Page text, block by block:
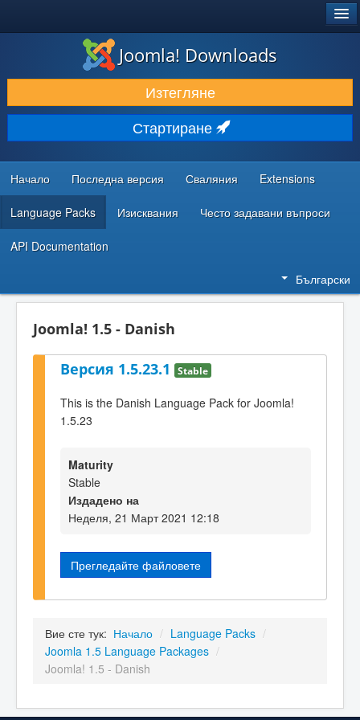
ИЗТЕГЛЯНЕ & РАЗШИРЯВАНЕ
ОТКРИВАЙТЕ & УЧЕТЕ
ОБЩНОСТ & ПОДДРЪЖКА
РЕСУРСИ ЗА РАЗРАБОТКА
Joomla! Downloads
Изтегляне
Стартиране
Начало Последна версия Сваляния Extensions
Language Packs Изисквания Често задавани въпроси
API Documentation
Български
Joomla! 1.5 - Danish
Версия 1.5.23.1 Stable
This is the Danish Language Pack for Joomla!
1.5.23
Maturity
Stable
Издадено на
Неделя, 21 Март 2021 12:18
Прегледайте файловете
Вие сте тук: Начало / Language Packs /
Joomla 1.5 Language Packages /
Joomla! 1.5 - Danish